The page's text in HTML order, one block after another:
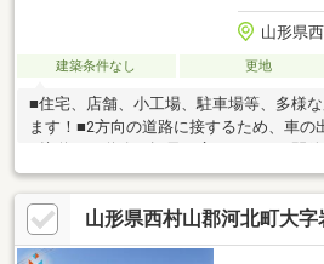
山形県
建築条件なし 更地
■住宅、店舗、小工場、駐車場等、多様
ます！■2方向の道路に接するため、車の
山形県西村山郡河北町大字